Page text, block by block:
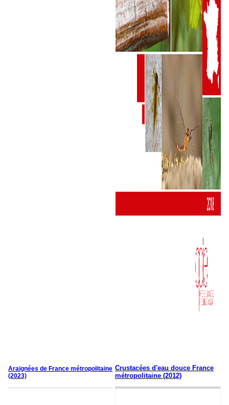
Araignées de France métropolitaine
(2023)
Crustacées d'eau douce France
métropolitaine (2012)